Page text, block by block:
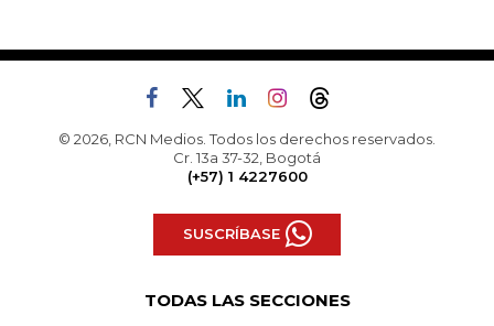
© 2026, RCN Medios. Todos los derechos reservados.
Cr. 13a 37-32, Bogotá
(+57) 1 4227600
SUSCRÍBASE
TODAS LAS SECCIONES